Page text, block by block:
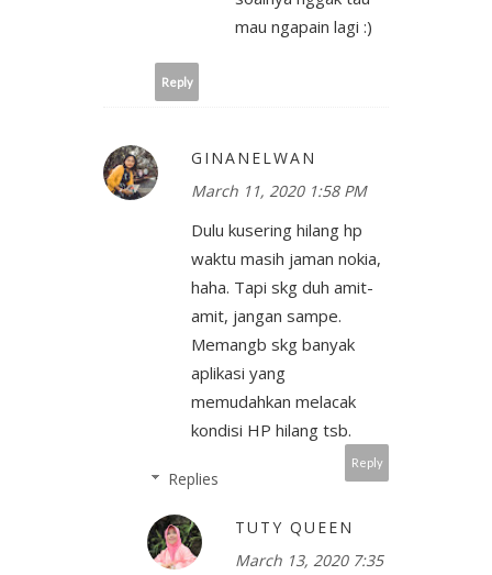
mau ngapain lagi :)
Reply
GINANELWAN
March 11, 2020 1:58 PM
Dulu kusering hilang hp
waktu masih jaman nokia,
haha. Tapi skg duh amit-
amit, jangan sampe.
Memangb skg banyak
aplikasi yang
memudahkan melacak
kondisi HP hilang tsb.
Reply
Replies
TUTY QUEEN
March 13, 2020 7:35